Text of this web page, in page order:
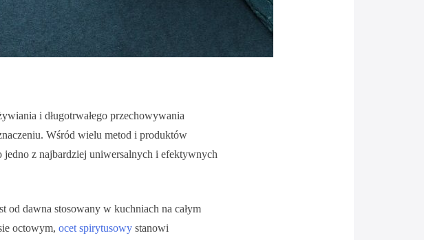
i długotrwałego przechowywania
Wśród wielu metod i produktów
jedno z najbardziej uniwersalnych i efektywnych
od dawna stosowany w kuchniach na całym
octowym, ocet spirytusowy stanowi